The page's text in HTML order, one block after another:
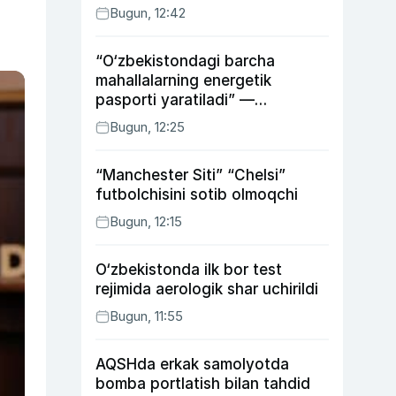
Bugun, 12:42
“O‘zbekistondagi barcha
mahallalarning energetik
pasporti yaratiladi” —
energetika vaziri
Bugun, 12:25
“Manchester Siti” “Chelsi”
futbolchisini sotib olmoqchi
Bugun, 12:15
O‘zbekistonda ilk bor test
rejimida aerologik shar uchirildi
Bugun, 11:55
AQSHda erkak samolyotda
bomba portlatish bilan tahdid